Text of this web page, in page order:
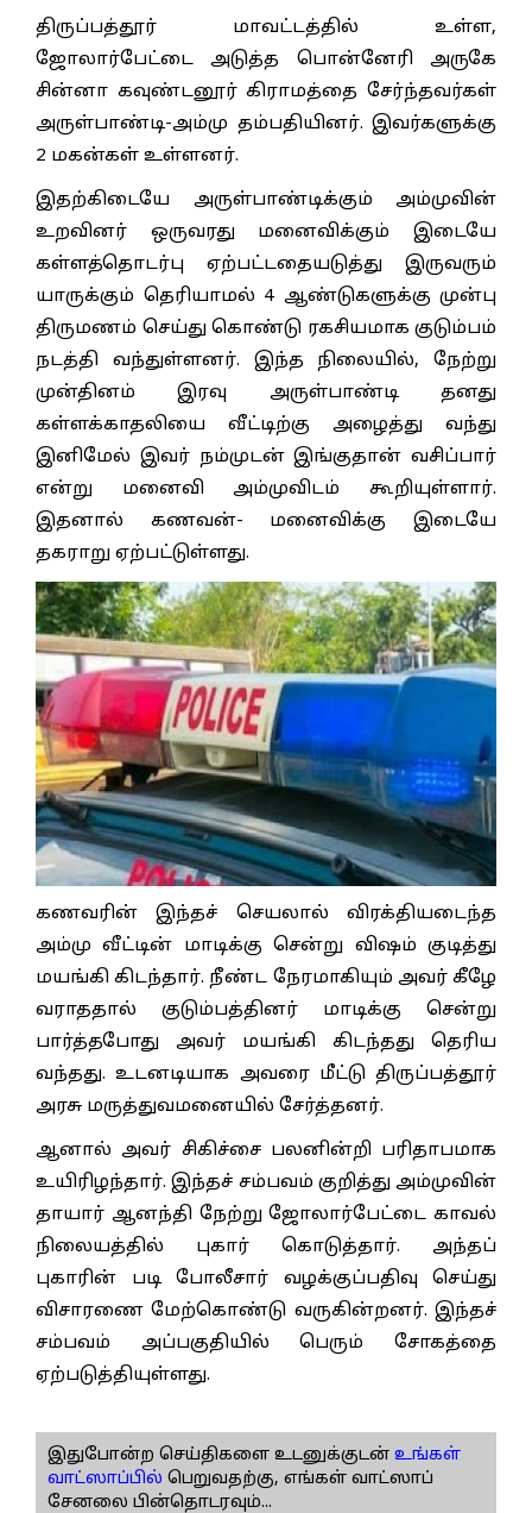
திருப்பத்தூர் மாவட்டத்தில் உள்ள,
ஜோலார்பேட்டை அடுத்த பொன்னேரி அருகே
சின்னா கவுண்டனூர் கிராமத்தை சேர்ந்தவர்கள்
அருள்பாண்டி-அம்மு தம்பதியினர். இவர்களுக்கு
2 மகன்கள் உள்ளனர்.
இதற்கிடையே அருள்பாண்டிக்கும் அம்முவின்
உறவினர் ஒருவரது மனைவிக்கும் இடையே
கள்ளத்தொடர்பு ஏற்பட்டதையடுத்து இருவரும்
யாருக்கும் தெரியாமல் 4 ஆண்டுகளுக்கு முன்பு
திருமணம் செய்து கொண்டு ரகசியமாக குடும்பம்
நடத்தி வந்துள்ளனர். இந்த நிலையில், நேற்று
முன்தினம் இரவு அருள்பாண்டி தனது
கள்ளக்காதலியை வீட்டிற்கு அழைத்து வந்து
இனிமேல் இவர் நம்முடன் இங்குதான் வசிப்பார்
என்று மனைவி அம்முவிடம் கூறியுள்ளார்.
இதனால் கணவன்- மனைவிக்கு இடையே
தகராறு ஏற்பட்டுள்ளது.
கணவரின் இந்தச் செயலால் விரக்தியடைந்த
அம்மு வீட்டின் மாடிக்கு சென்று விஷம் குடித்து
மயங்கி கிடந்தார். நீண்ட நேரமாகியும் அவர் கீழே
வராததால் குடும்பத்தினர் மாடிக்கு சென்று
பார்த்தபோது அவர் மயங்கி கிடந்தது தெரிய
வந்தது. உடனடியாக அவரை மீட்டு திருப்பத்தூர்
அரசு மருத்துவமனையில் சேர்த்தனர்.
ஆனால் அவர் சிகிச்சை பலனின்றி பரிதாபமாக
உயிரிழந்தார். இந்தச் சம்பவம் குறித்து அம்முவின்
தாயார் ஆனந்தி நேற்று ஜோலார்பேட்டை காவல்
நிலையத்தில் புகார் கொடுத்தார். அந்தப்
புகாரின் படி போலீசார் வழக்குப்பதிவு செய்து
விசாரணை மேற்கொண்டு வருகின்றனர். இந்தச்
சம்பவம் அப்பகுதியில் பெரும் சோகத்தை
ஏற்படுத்தியுள்ளது.
இதுபோன்ற செய்திகளை உடனுக்குடன் உங்கள்
வாட்ஸாப்பில் பெறுவதற்கு, எங்கள் வாட்ஸாப்
சேனலை பின்தொடரவும்...